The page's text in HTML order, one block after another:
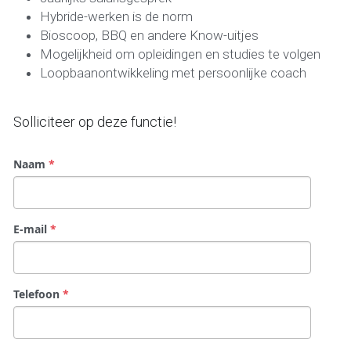
Hybride-werken is de norm
Bioscoop, BBQ en andere Know-uitjes
Mogelijkheid om opleidingen en studies te volgen
Loopbaanontwikkeling met persoonlijke coach
Solliciteer op deze functie!
Naam *
E-mail*
Telefoon*